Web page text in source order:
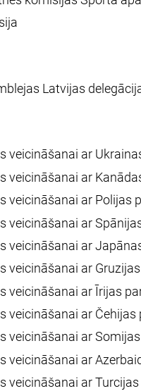
Latvijas
veicināšanai ar
veicināšanai ar
veicināšanai ar Polijas
veicināšanai ar
veicināšanai ar
veicināšanai ar
veicināšanai ar Īrijas
veicināšanai ar Čehijas
veicināšanai ar
veicināšanai ar
veicināšanai ar